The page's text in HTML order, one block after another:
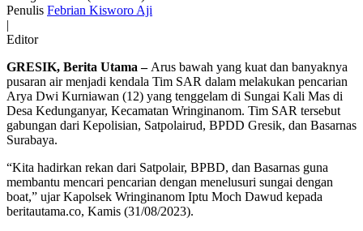
Tim
Bawah
Deras
dan
Banyak
Pusaran
Penulis Febrian Kisworo Aji
|
Editor
GRESIK, Berita Utama –Arus bawah yang kuat dan banyaknya
pusaran air menjadi kendala Tim SAR dalam melakukan pencarian
Arya Dwi Kurniawan (12) yang tenggelam di Sungai Kali Mas di
Desa Kedunganyar, Kecamatan Wringinanom. Tim SAR tersebut
gabungan dari Kepolisian, Satpolairud, BPDD Gresik, dan Basarnas
Surabaya.
“Kita hadirkan rekan dari Satpolair, BPBD, dan Basarnas guna
membantu mencari pencarian dengan menelusuri sungai dengan
boat,” ujar Kapolsek Wringinanom Iptu Moch Dawud kepada
beritautama.co, Kamis (31/08/2023).